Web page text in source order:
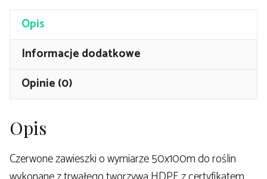
Opis
Informacje dodatkowe
Opinie (0)
Opis
Czerwone zawieszki o wymiarze 50x100m do roślin